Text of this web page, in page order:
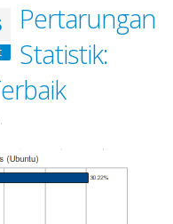
Pertarungan
Statistik:
.